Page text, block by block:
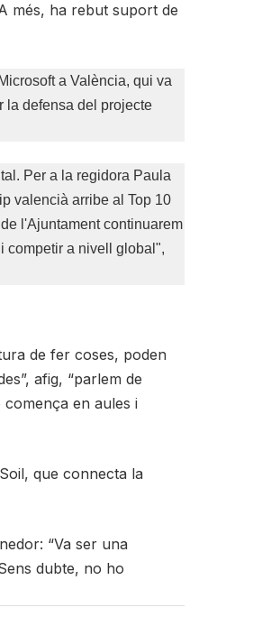
més, ha rebut suport de
a València, qui va
la defensa del projecte
Per a la regidora Paula
valencià arribe al Top 10
l'Ajuntament continuarem
competir a nivell global",
de fer coses, poden
afig, “parlem de
en aules i
que connecta la
“Va ser una
dubte, no ho